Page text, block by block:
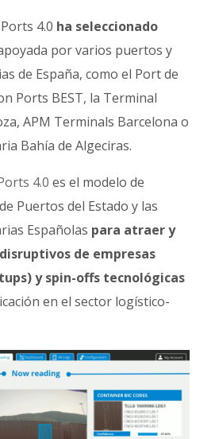
4.0 ha seleccionado
por varios puertos y
de España, como el Port de
Ports BEST, la Terminal
APM Terminals Barcelona o
Bahía de Algeciras.
4.0 es el modelo de
Puertos del Estado y las
Españolas para atraer y
de empresas
y spin-offs tecnológicas
en el sector logístico-